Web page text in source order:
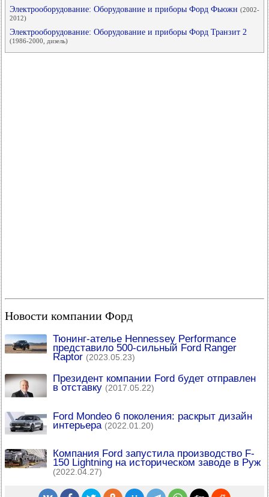
Электрооборудование: Оборудование и приборы Форд Фьюжн (2002-
2012)
Электрооборудование: Оборудование и приборы Форд Транзит 2
(1986-2000, дизель)
Новости компании Форд
Тюнинг-ателье Hennessey Performance
представило 500-сильный Ford Ranger
Raptor (2023.05.23)
Президент компании Ford будет отправлен
в отставку (2017.05.22)
Ford Mondeo 6 поколения: раскрыт дизайн
интерьера (2022.01.20)
Компания Ford запустила производство F-
150 Lightning на историческом заводе в Руж
(2022.04.27)